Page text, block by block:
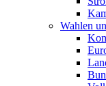
Wahlen